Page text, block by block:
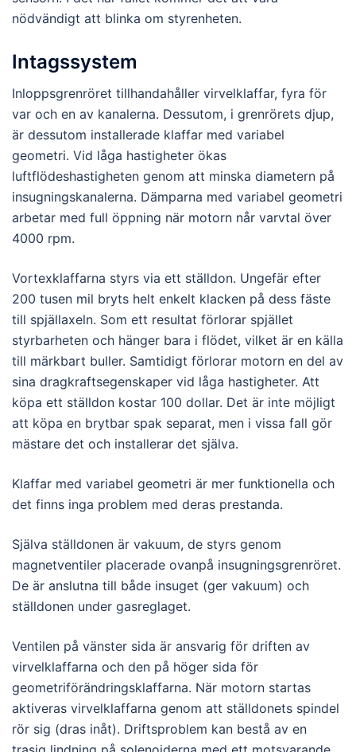
nödvändigt att blinka om styrenheten.
Intagssystem
Inloppsgrenröret tillhandahåller virvelklaffar, fyra för
var och en av kanalerna. Dessutom, i grenrörets djup,
är dessutom installerade klaffar med variabel
geometri. Vid låga hastigheter ökas
luftflödeshastigheten genom att minska diametern på
insugningskanalerna. Dämparna med variabel geometri
arbetar med full öppning när motorn når varvtal över
4000 rpm.
Vortexklaffarna styrs via ett ställdon. Ungefär efter
200 tusen mil bryts helt enkelt klacken på dess fäste
till spjällaxeln. Som ett resultat förlorar spjället
styrbarheten och hänger bara i flödet, vilket är en källa
till märkbart buller. Samtidigt förlorar motorn en del av
sina dragkraftsegenskaper vid låga hastigheter. Att
köpa ett ställdon kostar 100 dollar. Det är inte möjligt
att köpa en brytbar spak separat, men i vissa fall gör
mästare det och installerar det själva.
Klaffar med variabel geometri är mer funktionella och
det finns inga problem med deras prestanda.
Själva ställdonen är vakuum, de styrs genom
magnetventiler placerade ovanpå insugningsgrenröret.
De är anslutna till både insuget (ger vakuum) och
ställdonen under gasreglaget.
Ventilen på vänster sida är ansvarig för driften av
virvelklaffarna och den på höger sida för
geometriförändringsklaffarna. När motorn startas
aktiveras virvelklaffarna genom att ställdonets spindel
rör sig (dras inåt). Driftsproblem kan bestå av en